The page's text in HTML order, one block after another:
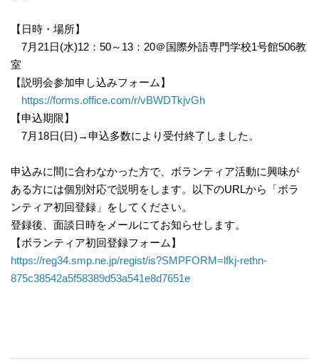
【日時・場所】
7月21日(水)12：50～13：20＠国際外語専門学校1号館506教
室
【説明会参加申し込みフォーム】
https://forms.office.com/r/vBWDTkjvGh
【申込期限】
7月18日(日)→申込多数により受付終了しました。
申込みに間に合わなかった方で、ボランティア活動に興味が
ある方には個別対応で説明をします。以下のURLから「ボラ
ンティア初回登録」をしてください。
登録後、面談日時をメールにてお知らせします。
【ボランティア初回登録フォーム】
https://reg34.smp.ne.jp/regist/is?SMPFORM=lfkj-rethn-
875c38542a5f58389d53a541e8d7651e